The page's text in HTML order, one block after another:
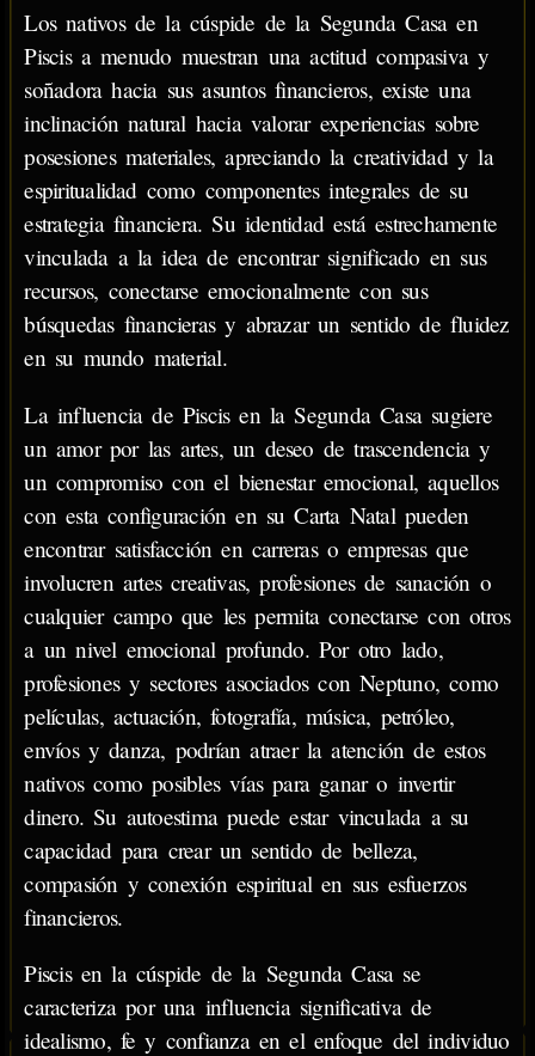
Los nativos de la cúspide de la Segunda Casa en
Piscis a menudo muestran una actitud compasiva y
soñadora hacia sus asuntos financieros, existe una
inclinación natural hacia valorar experiencias sobre
posesiones materiales, apreciando la creatividad y la
espiritualidad como componentes integrales de su
estrategia financiera. Su identidad está estrechamente
vinculada a la idea de encontrar significado en sus
recursos, conectarse emocionalmente con sus
búsquedas financieras y abrazar un sentido de fluidez
en su mundo material.
La influencia de Piscis en la Segunda Casa sugiere
un amor por las artes, un deseo de trascendencia y
un compromiso con el bienestar emocional, aquellos
con esta configuración en su Carta Natal pueden
encontrar satisfacción en carreras o empresas que
involucren artes creativas, profesiones de sanación o
cualquier campo que les permita conectarse con otros
a un nivel emocional profundo. Por otro lado,
profesiones y sectores asociados con Neptuno, como
películas, actuación, fotografía, música, petróleo,
envíos y danza, podrían atraer la atención de estos
nativos como posibles vías para ganar o invertir
dinero. Su autoestima puede estar vinculada a su
capacidad para crear un sentido de belleza,
compasión y conexión espiritual en sus esfuerzos
financieros.
Piscis en la cúspide de la Segunda Casa se
caracteriza por una influencia significativa de
idealismo, fe y confianza en el enfoque del individuo